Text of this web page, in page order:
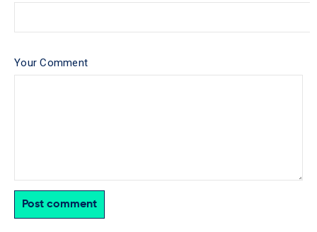
Your Comment
Post comment